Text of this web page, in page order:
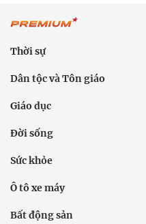
Thời sự
Dân tộc và Tôn giáo
Giáo dục
Đời sống
Sức khỏe
Ô tô xe máy
Bất động sản